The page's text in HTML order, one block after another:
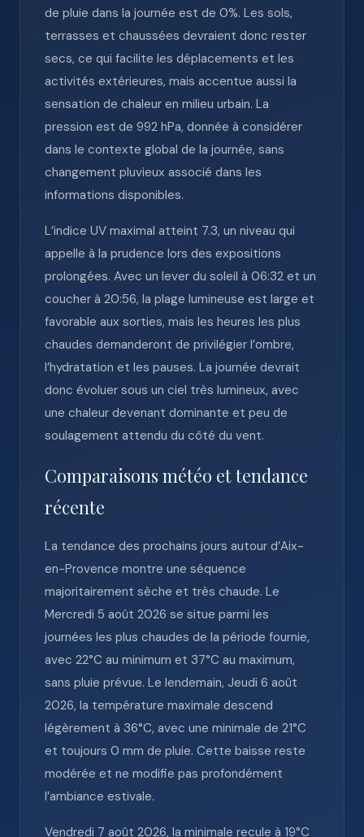
de pluie dans la journée est de 0%. Les sols,
terrasses et chaussées devraient donc rester
secs, ce qui facilite les déplacements et les
activités extérieures, mais accentue aussi la
sensation de chaleur en milieu urbain. La
pression est de 992 hPa, donnée à considérer
dans le contexte global de la journée, sans
changement pluvieux associé dans les
informations disponibles.
L’indice UV maximal atteint 7.3, un niveau qui
appelle à la prudence lors des expositions
prolongées. Avec un lever du soleil à 06:32 et un
coucher à 20:56, la plage lumineuse est large et
favorable aux sorties, mais les heures les plus
chaudes demanderont de privilégier l’ombre,
l’hydratation et les pauses. La journée devrait
donc évoluer sous un ciel très lumineux, avec
une chaleur devenant dominante et peu de
soulagement attendu du côté du vent.
Comparaisons météo et tendance
récente
La tendance des prochains jours autour d’Aix-
en-Provence montre une séquence
majoritairement sèche et très chaude. Le
Mercredi 5 août 2026 se situe parmi les
journées les plus chaudes de la période fournie,
avec 22°C au minimum et 37°C au maximum,
sans pluie prévue. Le lendemain, Jeudi 6 août
2026, la température maximale descend
légèrement à 36°C, avec une minimale de 21°C
et toujours 0 mm de pluie. Cette baisse reste
modérée et ne modifie pas profondément
l’ambiance estivale.
Vendredi 7 août 2026, la minimale recule à 19°C